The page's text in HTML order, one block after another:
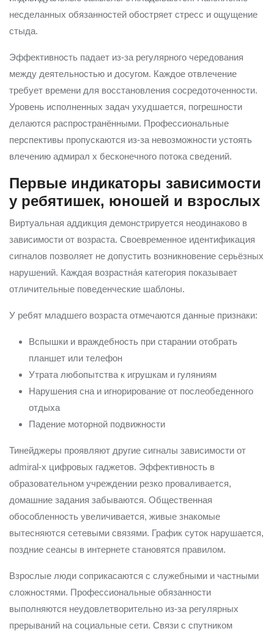
несделанных обязанностей обостряет стресс и ощущение
стыда.
Эффективность падает из-за регулярного чередования
между деятельностью и досугом. Каждое отвлечение
требует времени для восстановления сосредоточенности.
Уровень исполненных задач ухудшается, погрешности
делаются распространёнными. Профессиональные
перспективы пропускаются из-за невозможности устоять
влечению адмирал х бесконечного потока сведений.
Первые индикаторы зависимости
у ребятишек, юношей и взрослых
Виртуальная аддикция демонстрируется неодинаково в
зависимости от возраста. Своевременное идентификация
сигналов позволяет не допустить возникновение серьёзных
нарушений. Каждая возрастна́я категория показывает
отличительные поведенческие шаблоны.
У ребят младшего возраста отмечаются данные признаки:
Вспышки и враждебность при старании отобрать
планшет или телефон
Утрата любопытства к игрушкам и гуляниям
Нарушения сна и игнорирование от послеобеденного
отдыха
Падение моторной подвижности
Тинейджеры проявляют другие сигналы зависимости от
admiral-x цифровых гаджетов. Эффективность в
образовательном учреждении резко проваливается,
домашние задания забываются. Общественная
обособленность увеличивается, живые знакомые
вытесняются сетевыми связями. График суток нарушается,
поздние сеансы в интернете становятся правилом.
Взрослые люди соприкасаются с служебными и частными
сложностями. Профессиональные обязанности
выполняются неудовлетворительно из-за регулярных
прерываний на социальные сети. Связи с спутником